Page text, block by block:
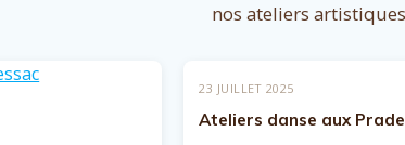
nos ateliers
23 JUILLET 2025
Ateliers danse aux